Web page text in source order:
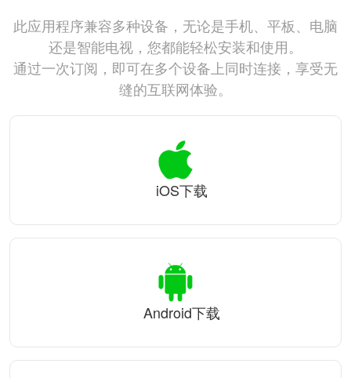
此应用程序兼容多种设备，无论是手机、平板、电脑
还是智能电视，您都能轻松安装和使用。
通过一次订阅，即可在多个设备上同时连接，享受无
缝的互联网体验。
iOS下载
Android下载